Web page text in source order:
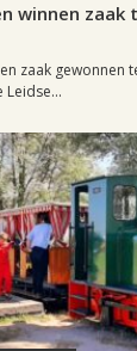
winnen
zaak gewonnen
Leidse...